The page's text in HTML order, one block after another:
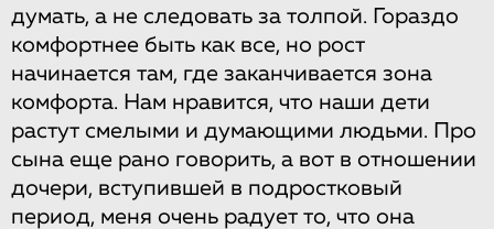
думать, а не следовать за толпой. Гораздо
комфортнее быть как все, но рост
начинается там, где заканчивается зона
комфорта. Нам нравится, что наши дети
растут смелыми и думающими людьми. Про
сына еще рано говорить, а вот в отношении
дочери, вступившей в подростковый
период, меня очень радует то, что она